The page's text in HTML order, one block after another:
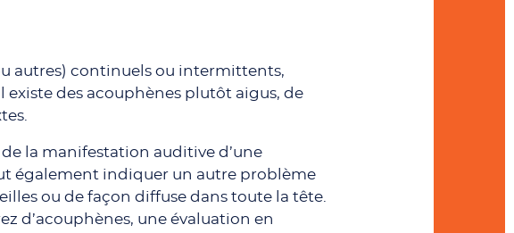
autres) continuels ou intermittents,
des acouphènes plutôt aigus, de
la manifestation auditive d’une
également indiquer un autre problème
ou de façon diffuse dans toute la tête.
d’acouphènes, une évaluation en